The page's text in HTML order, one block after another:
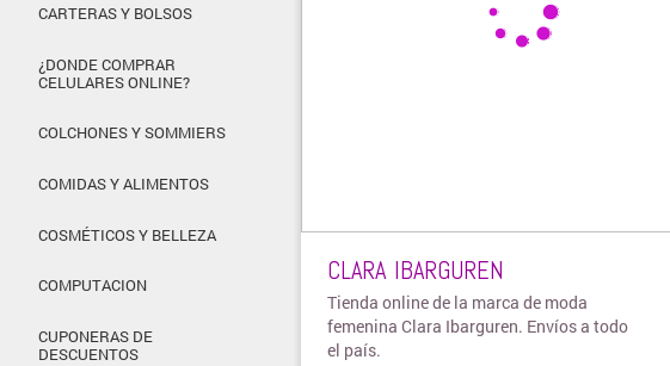
CARTERAS Y BOLSOS
¿DONDE COMPRAR
CELULARES ONLINE?
COLCHONES Y SOMMIERS
COMIDAS Y ALIMENTOS
COSMÉTICOS Y BELLEZA
COMPUTACION
CUPONERAS DE
DESCUENTOS
CLARA IBARGUREN
Tienda online de la marca de moda
femenina Clara Ibarguren. Envíos a todo
el país.